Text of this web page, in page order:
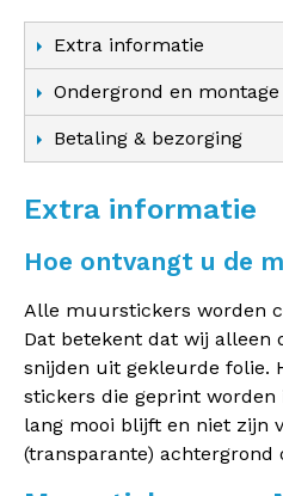
Extra informatie
Ondergrond en montage
Betaling & bezorging
Extra informatie
Hoe ontvangt u de
Alle muurstickers worden
Dat betekent dat wij alleen
snijden uit gekleurde folie.
stickers die geprint
lang mooi blijft en niet zijn
(transparante) achtergrond